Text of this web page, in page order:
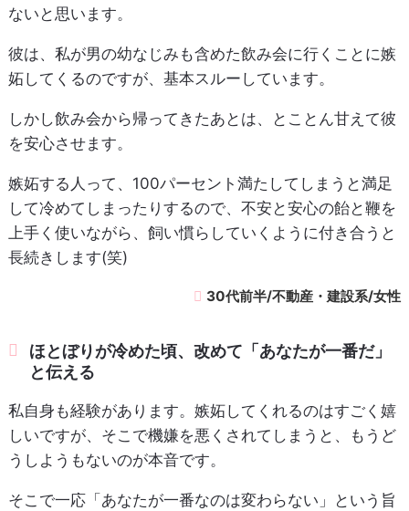
ないと思います。
彼は、私が男の幼なじみも含めた飲み会に行くことに嫉
妬してくるのですが、基本スルーしています。
しかし飲み会から帰ってきたあとは、とことん甘えて彼
を安心させます。
嫉妬する人って、100パーセント満たしてしまうと満足
して冷めてしまったりするので、不安と安心の飴と鞭を
上手く使いながら、飼い慣らしていくように付き合うと
長続きします(笑)
30代前半/不動産・建設系/女性
ほとぼりが冷めた頃、改めて「あなたが一番だ」
と伝える
私自身も経験があります。嫉妬してくれるのはすごく嬉
しいですが、そこで機嫌を悪くされてしまうと、もうど
うしようもないのが本音です。
そこで一応「あなたが一番なのは変わらない」という旨